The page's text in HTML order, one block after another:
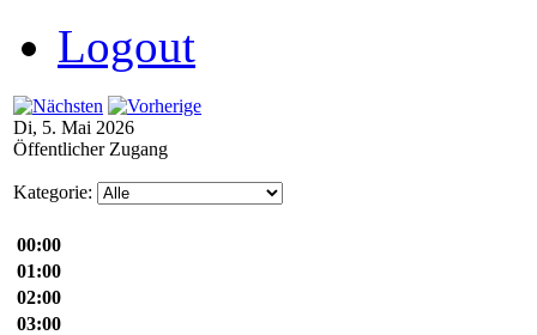
Logout
Di, 5. Mai 2026
Öffentlicher Zugang
Kategorie:
00:00
01:00
02:00
03:00